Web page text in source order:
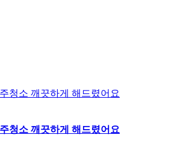
청소 깨끗하게 해드렸어요
청소 깨끗하게 해드렸어요